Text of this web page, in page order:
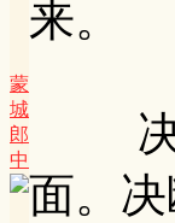
蒙
城
郎
中
来。
决断
面。